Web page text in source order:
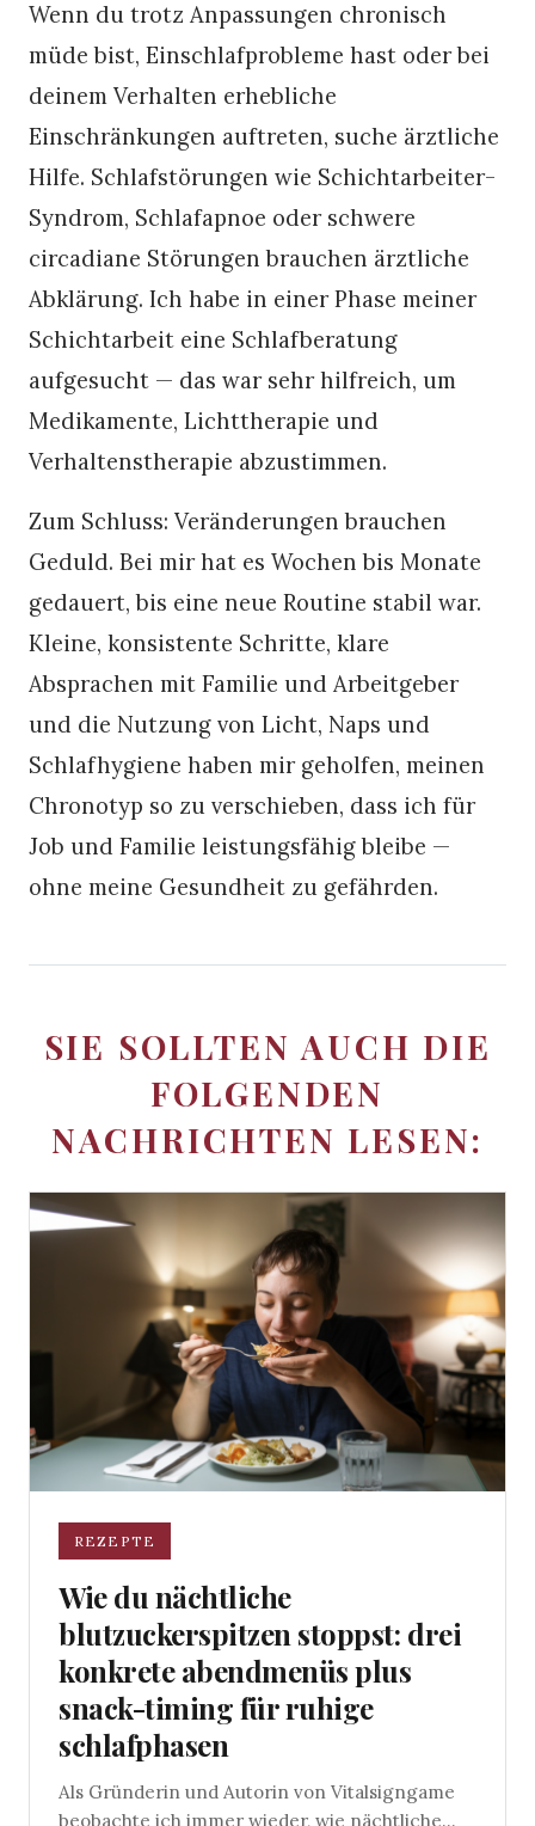
Wenn du trotz Anpassungen chronisch
müde bist, Einschlafprobleme hast oder bei
deinem Verhalten erhebliche
Einschränkungen auftreten, suche ärztliche
Hilfe. Schlafstörungen wie Schichtarbeiter-
Syndrom, Schlafapnoe oder schwere
circadiane Störungen brauchen ärztliche
Abklärung. Ich habe in einer Phase meiner
Schichtarbeit eine Schlafberatung
aufgesucht — das war sehr hilfreich, um
Medikamente, Lichttherapie und
Verhaltenstherapie abzustimmen.
Zum Schluss: Veränderungen brauchen
Geduld. Bei mir hat es Wochen bis Monate
gedauert, bis eine neue Routine stabil war.
Kleine, konsistente Schritte, klare
Absprachen mit Familie und Arbeitgeber
und die Nutzung von Licht, Naps und
Schlafhygiene haben mir geholfen, meinen
Chronotyp so zu verschieben, dass ich für
Job und Familie leistungsfähig bleibe —
ohne meine Gesundheit zu gefährden.
SIE SOLLTEN AUCH DIE
FOLGENDEN
NACHRICHTEN LESEN:
REZEPTE
Wie du nächtliche
blutzuckerspitzen stoppst: drei
konkrete abendmenüs plus
snack-timing für ruhige
schlafphasen
Als Gründerin und Autorin von Vitalsigngame
beobachte ich immer wieder, wie nächtliche...